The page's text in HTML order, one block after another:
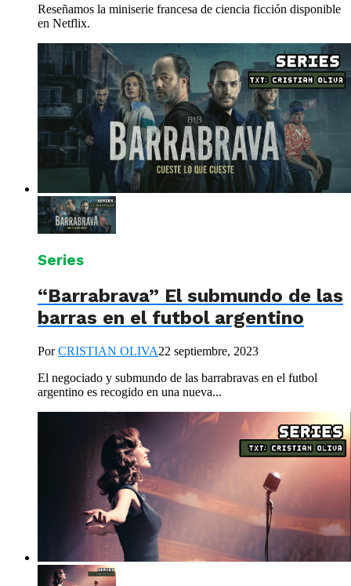
Reseñamos la miniserie francesa de ciencia ficción disponible
en Netflix.
Series
“Barrabrava” El submundo de las
barras en el futbol argentino
PorCRISTIAN OLIVA22 septiembre, 2023
El negociado y submundo de las barrabravas en el futbol
argentino es recogido en una nueva...